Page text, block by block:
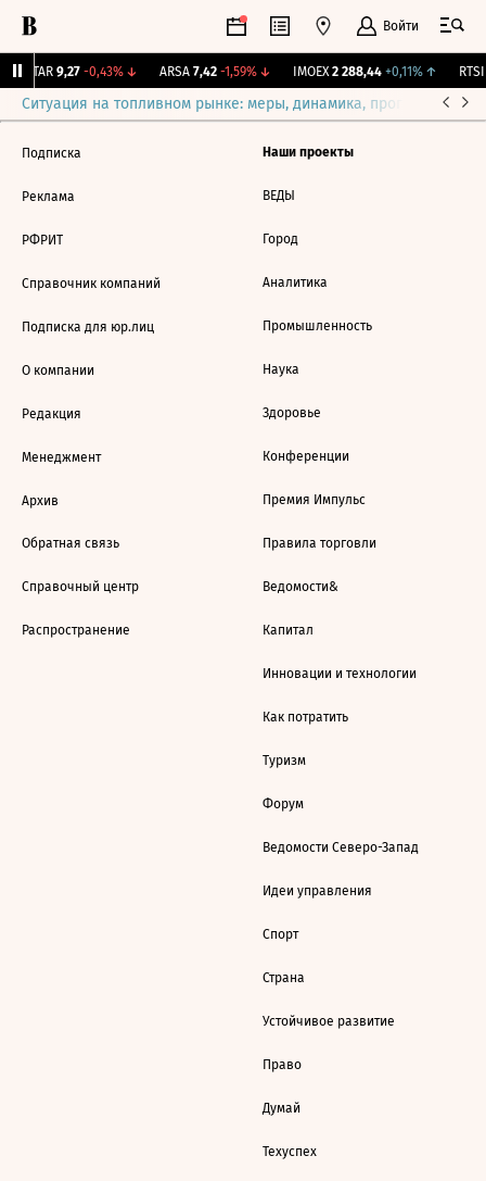
Войти
UTAR 9,27 -0,43%↓ ARSA 7,42 -1,59%↓ IMOEX 2 288,44 +0,11%↑ RTSI
Ситуация на топливном рынке: меры, динамика, прогнозы
Подписка
Реклама
РФРИТ
Справочник компаний
Подписка для юр.лиц
О компании
Редакция
Менеджмент
Архив
Обратная связь
Справочный центр
Распространение
Наши проекты
ВЕДЫ
Город
Аналитика
Промышленность
Наука
Здоровье
Конференции
Премия Импульс
Правила торговли
Ведомости&
Капитал
Инновации и технологии
Как потратить
Туризм
Форум
Ведомости Северо-Запад
Идеи управления
Спорт
Страна
Устойчивое развитие
Право
Думай
Техуспех